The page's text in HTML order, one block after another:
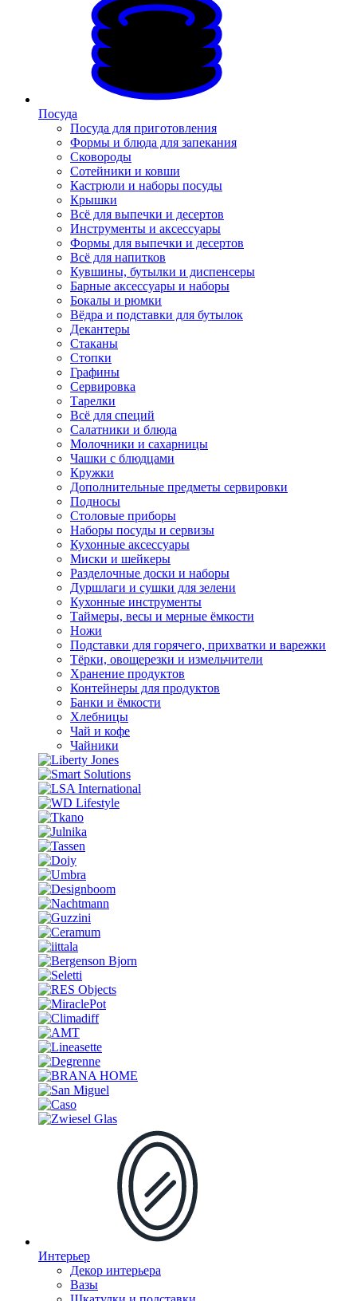
Посуда
Посуда для приготовления
Формы и блюда для запекания
Сковороды
Сотейники и ковши
Кастрюли и наборы посуды
Крышки
Всё для выпечки и десертов
Инструменты и аксессуары
Формы для выпечки и десертов
Всё для напитков
Кувшины, бутылки и диспенсеры
Барные аксессуары и наборы
Бокалы и рюмки
Вёдра и подставки для бутылок
Декантеры
Стаканы
Стопки
Графины
Сервировка
Тарелки
Всё для специй
Салатники и блюда
Молочники и сахарницы
Чашки с блюдцами
Кружки
Дополнительные предметы сервировки
Подносы
Столовые приборы
Наборы посуды и сервизы
Кухонные аксессуары
Миски и шейкеры
Разделочные доски и наборы
Дуршлаги и сушки для зелени
Кухонные инструменты
Таймеры, весы и мерные ёмкости
Ножи
Подставки для горячего, прихватки и варежки
Тёрки, овощерезки и измельчители
Хранение продуктов
Контейнеры для продуктов
Банки и ёмкости
Хлебницы
Чай и кофе
Чайники
Интерьер
Декор интерьера
Вазы